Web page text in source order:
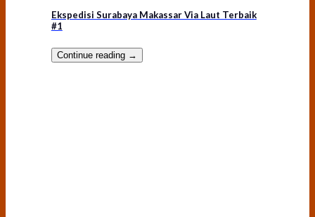
Ekspedisi Surabaya Makassar Via Laut Terbaik
#1
Continue reading →